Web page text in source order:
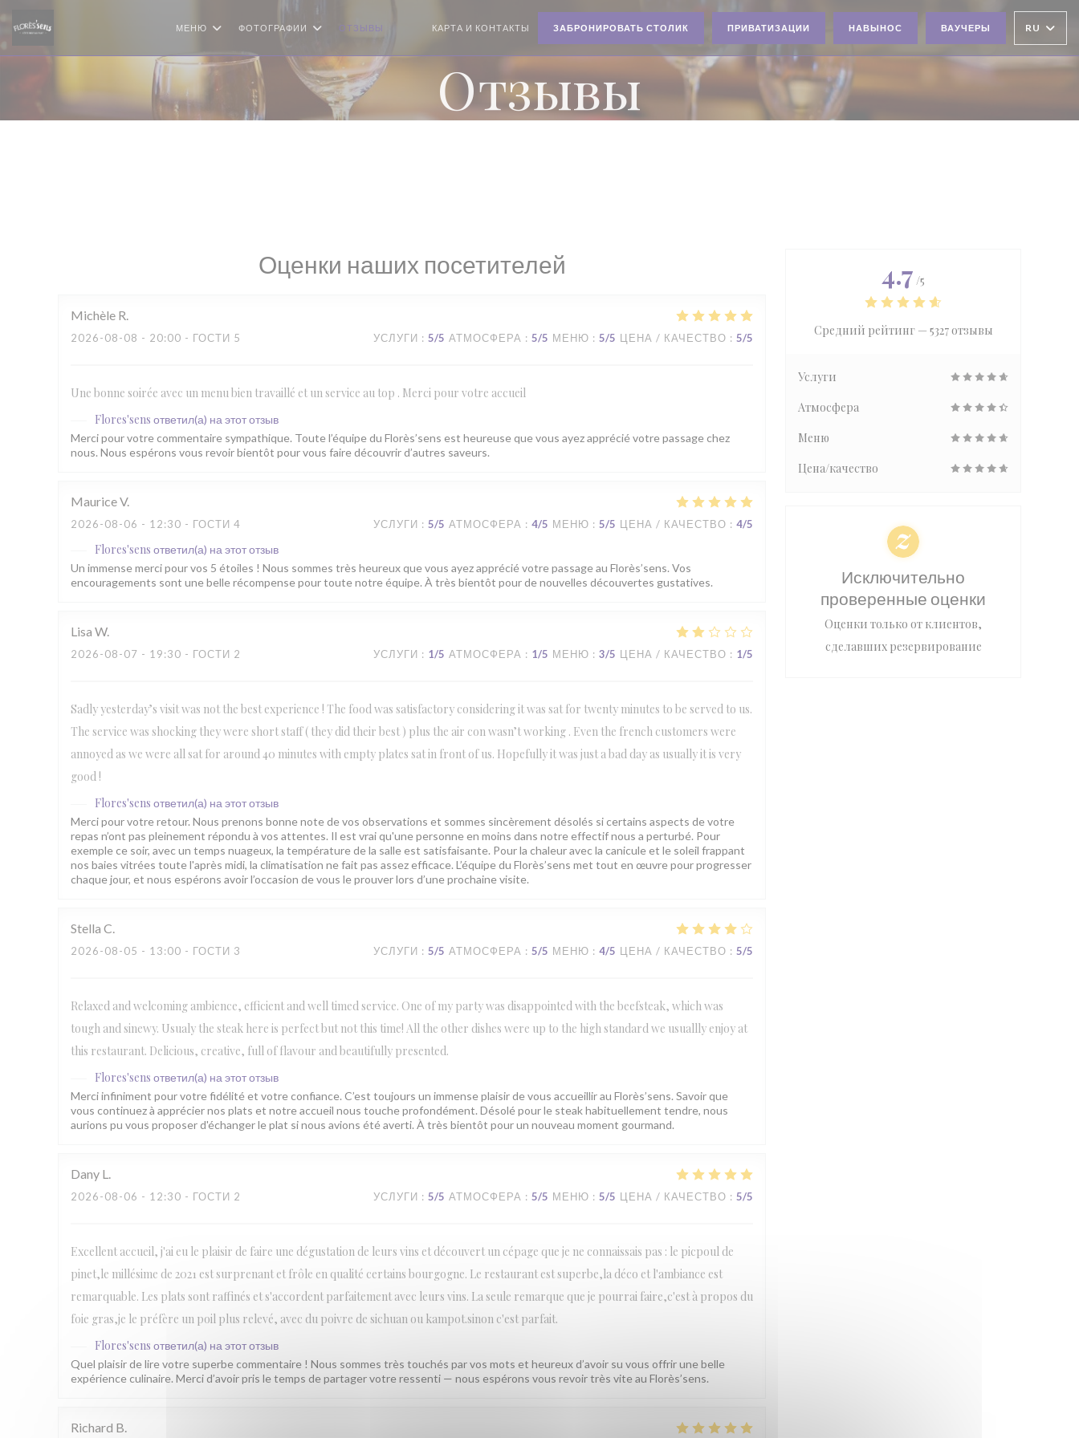
МЕНЮ ФОТОГРАФИИ ОТЗЫВЫ КАРТА И КОНТАКТЫ ЗАБРОНИРОВАТЬ СТОЛИК ПРИВАТИЗАЦИИ НАВЫНОС ВАУЧЕРЫ RU
Отзывы
Оценки наших посетителей
Michèle R
2026-08-08 - 20:00 - ГОСТИ 5 УСЛУГИ : 5/5 АТМОСФЕРА : 5/5 МЕНЮ : 5/5 ЦЕНА / КАЧЕСТВО : 5/5
Une bonne soirée avec un menu bien travaillé et un service au top . Merci pour votre accueil
Flores'sens ответил(а) на этот отзыв
Merci pour votre commentaire sympathique. Toute l’équipe du Florès’sens est heureuse que vous ayez apprécié votre passage chez
nous. Nous espérons vous revoir bientôt pour vous faire découvrir d’autres saveurs.
MauriceV
2026-08-06 - 12:30 - ГОСТИ 4 УСЛУГИ : 5/5 АТМОСФЕРА : 4/5 МЕНЮ : 5/5 ЦЕНА / КАЧЕСТВО : 4/5
Flores'sens ответил(а) на этот отзыв
Un immense merci pour vos 5 étoiles ! Nous sommes très heureux que vous ayez apprécié votre passage au Florès’sens. Vos
encouragements sont une belle récompense pour toute notre équipe. À très bientôt pour de nouvelles découvertes gustatives.
Lisa W
2026-08-07 - 19:30 - ГОСТИ 2 УСЛУГИ : 1/5 АТМОСФЕРА : 1/5 МЕНЮ : 3/5 ЦЕНА / КАЧЕСТВО : 1/5
Sadly yesterday’s visit was not the best experience ! The food was satisfactory considering it was sat for twenty minutes to be served to us.
The service was shocking they were short staff ( they did their best ) plus the air con wasn’t working . Even the french customers were
annoyed as we were all sat for around 40 minutes with empty plates sat in front of us. Hopefully it was just a bad day as usually it is very
good !
Flores'sens ответил(а) на этот отзыв
Merci pour votre retour. Nous prenons bonne note de vos observations et sommes sincèrement désolés si certains aspects de votre
repas n’ont pas pleinement répondu à vos attentes. Il est vrai qu'une personne en moins dans notre effectif nous a perturbé. Pour
exemple ce soir, avec un temps nuageux, la température de la salle est satisfaisante. Pour la chaleur avec la canicule et le soleil frappant
nos baies vitrées toute l'après midi, la climatisation ne fait pas assez efficace. L’équipe du Florès’sens met tout en œuvre pour progresser
chaque jour, et nous espérons avoir l’occasion de vous le prouver lors d’une prochaine visite.
Stella C
2026-08-05 - 13:00 - ГОСТИ 3 УСЛУГИ : 5/5 АТМОСФЕРА : 5/5 МЕНЮ : 4/5 ЦЕНА / КАЧЕСТВО : 5/5
Relaxed and welcoming ambience, efficient and well timed service. One of my party was disappointed with the beefsteak, which was
tough and sinewy. Usualy the steak here is perfect but not this time! All the other dishes were up to the high standard we usuallly enjoy at
this restaurant. Delicious, creative, full of flavour and beautifully presented.
Flores'sens ответил(а) на этот отзыв
Merci infiniment pour votre fidélité et votre confiance. C’est toujours un immense plaisir de vous accueillir au Florès’sens. Savoir que
vous continuez à apprécier nos plats et notre accueil nous touche profondément. Désolé pour le steak habituellement tendre, nous
aurions pu vous proposer d'échanger le plat si nous avions été averti. À très bientôt pour un nouveau moment gourmand.
Dany L
2026-08-06 - 12:30 - ГОСТИ 2 УСЛУГИ : 5/5 АТМОСФЕРА : 5/5 МЕНЮ : 5/5 ЦЕНА / КАЧЕСТВО : 5/5
Excellent accueil, j'ai eu le plaisir de faire une dégustation de leurs vins et découvert un cépage que je ne connaissais pas : le picpoul de
pinet,le millésime de 2021 est surprenant et frôle en qualité certains bourgogne. Le restaurant est superbe,la déco et l'ambiance est
remarquable. Les plats sont raffinés et s'accordent parfaitement avec leurs vins. La seule remarque que je pourrai faire,c'est à propos du
foie gras,je le préfère un poil plus relevé, avec du poivre de sichuan ou kampot.sinon c'est parfait.
Flores'sens ответил(а) на этот отзыв
Quel plaisir de lire votre superbe commentaire ! Nous sommes très touchés par vos mots et heureux d’avoir su vous offrir une belle
expérience culinaire. Merci d’avoir pris le temps de partager votre ressenti — nous espérons vous revoir très vite au Florès’sens.
Richard B
4.7 /5
Средний рейтинг — 5327 отзывы
Услуги
Атмосфера
Меню
Цена/качество
Исключительно
проверенные оценки
Оценки только от клиентов,
сделавших резервирование